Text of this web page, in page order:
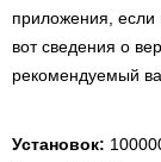
приложения, если
вот сведения о
рекомендуемый
Установок: